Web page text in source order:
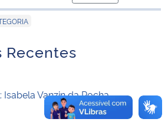
para área de
Recentes
Vanzin da Rocha